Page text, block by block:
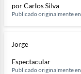
por Carlos Silva
Publicado originalmente en
Jorge
Espectacular
Publicado originalmente en